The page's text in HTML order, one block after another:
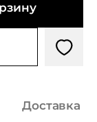
Доставка и